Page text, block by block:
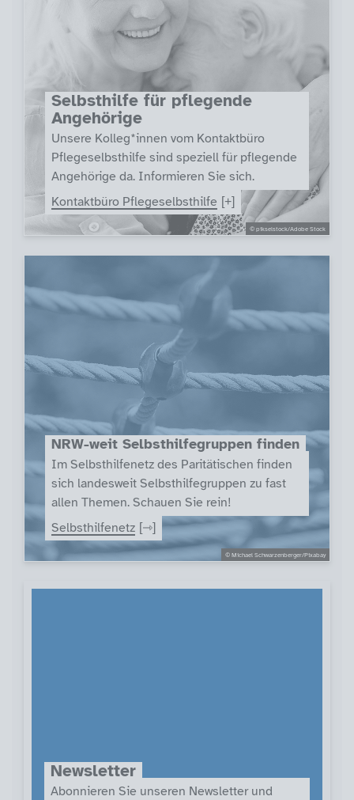
© pikselstock/Adobe Stock
Selbsthilfe für pflegende
Angehörige
Unsere Kolleg*innen vom Kontaktbüro
Pflegeselbsthilfe sind speziell für pflegende
Angehörige da. Informieren Sie sich.
Kontaktbüro Pflegeselbsthilfe
© Michael Schwarzenberger/Pixabay
NRW-weit Selbsthilfegruppen finden
Im Selbsthilfenetz des Paritätischen finden
sich landesweit Selbsthilfegruppen zu fast
allen Themen. Schauen Sie rein!
Selbsthilfenetz
Newsletter
Abonnieren Sie unseren Newsletter und